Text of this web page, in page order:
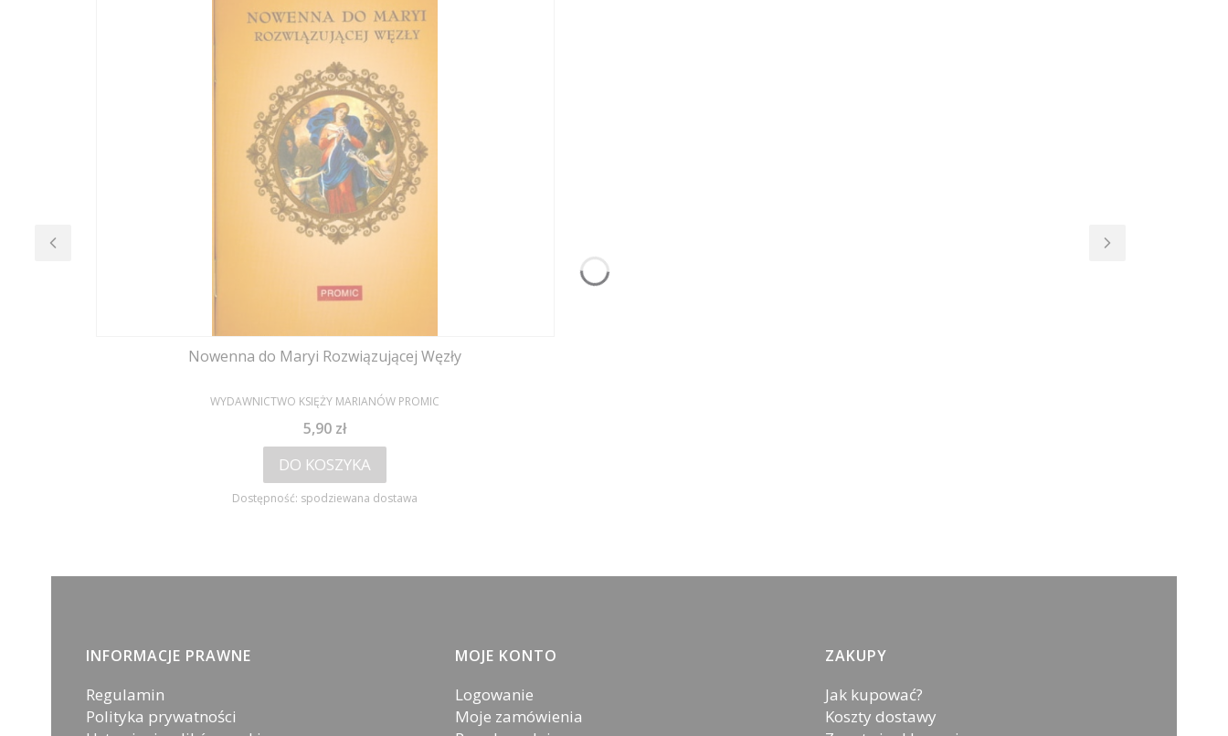
Nowenna do Maryi Rozwiązującej Węzły
PRODUCENT
WYDAWNICTWO KSIĘŻY MARIANÓW PROMIC
Cena
5,90 zł
DO KOSZYKA
Dostępność: spodziewana dostawa
Linki w stopce
INFORMACJE PRAWNE
Regulamin
Polityka prywatności
MOJE KONTO
Logowanie
Moje zamówienia
ZAKUPY
Jak kupować?
Koszty dostawy